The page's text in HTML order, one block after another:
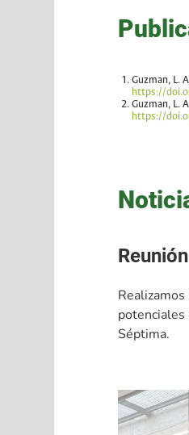
Guzman, L.
https://
Guzman, L.
https://
Séptima.